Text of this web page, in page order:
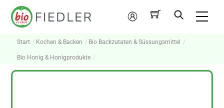
Skip
Mein
Konto
Start Kochen & Backen Bio Backzutaten & Süssungsmittel
Bio Honig & Honigprodukte